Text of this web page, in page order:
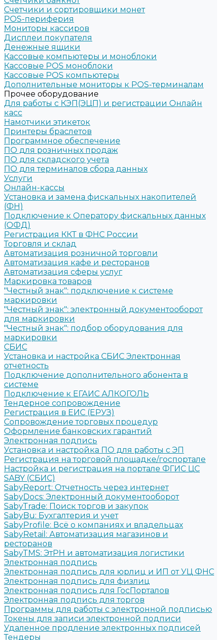
Счетчики и сортировщики монет
POS-периферия
Мониторы кассиров
Дисплеи покупателя
Денежные ящики
Кассовые компьютеры и моноблоки
Кассовые POS моноблоки
Кассовые POS компьютеры
Дополнительные мониторы к POS-терминалам
Прочее оборудование
Для работы с КЭП(ЭЦП) и регистрации Онлайн
касс
Намотчики этикеток
Принтеры браслетов
Программное обеспечение
ПО для розничных продаж
ПО для складского учета
ПО для терминалов сбора данных
Услуги
Онлайн-кассы
Установка и замена фискальных накопителей
(ФН)
Подключение к Оператору фискальных данных
(ОФД)
Регистрация ККТ в ФНС России
Торговля и склад
Автоматизация розничной торговли
Автоматизация кафе и ресторанов
Автоматизация сферы услуг
Маркировка товаров
"Честный знак": подключение к системе
маркировки
"Честный знак": электронный документооборот
для маркировки
"Честный знак": подбор оборудования для
маркировки
СБИС
Установка и настройка СБИС Электронная
отчетность
Подключение дополнительного абонента в
системе
Подключение к ЕГАИС АЛКОГОЛЬ
Тендерное сопровождение
Регистрация в ЕИС (ЕРУЗ)
Сопровождение торговых процедур
Оформление банковских гарантий
Электронная подпись
Установка и настройка ПО для работы с ЭП
Регистрация на торговой площадке/госпортале
Настройка и регистрация на портале ФГИС ЦС
SABY (СБИС)
SabyReport: Отчетность через интернет
SabyDocs: Электронный документооборот
SabyTrade: Поиск торгов и закупок
SabyBu: Бухгалтерия и учет
SabyProfile: Всё о компаниях и владельцах
SabyRetail: Автоматизация магазинов и
ресторанов
SabyTMS: ЭтРН и автоматизация логистики
Электронная подпись
Электронная подпись для юрлиц и ИП от УЦ ФНС
Электронная подпись для физлиц
Электронная подпись для ГосПорталов
Электронная подпись для торгов
Программы для работы с электронной подписью
Токены для записи электронной подписи
Удаленное продление электронных подписей
Тендеры